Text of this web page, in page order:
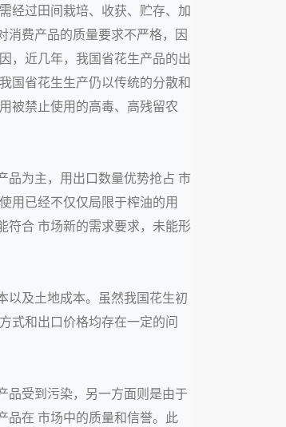
经过田间栽培、收获、贮存、加
消费产品的质量要求不严格，因
，近几年，我国省花生产品的出
国省花生生产仍以传统的分散和
被禁止使用的高毒、高残留农
品为主，用出口数量优势抢占 市
用已经不仅仅局限于榨油的用
符合 市场新的需求要求，未能形
以及土地成本。虽然我国花生初
式和出口价格均存在一定的问
品受到污染，另一方面则是由于
品在 市场中的质量和信誉。此